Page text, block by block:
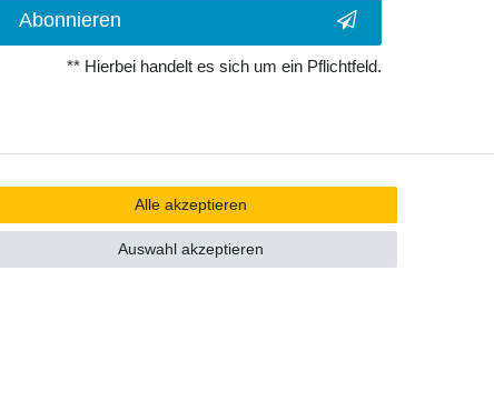
Abonnieren
** Hierbei handelt es sich um ein Pflichtfeld.
Alle akzeptieren
Auswahl akzeptieren